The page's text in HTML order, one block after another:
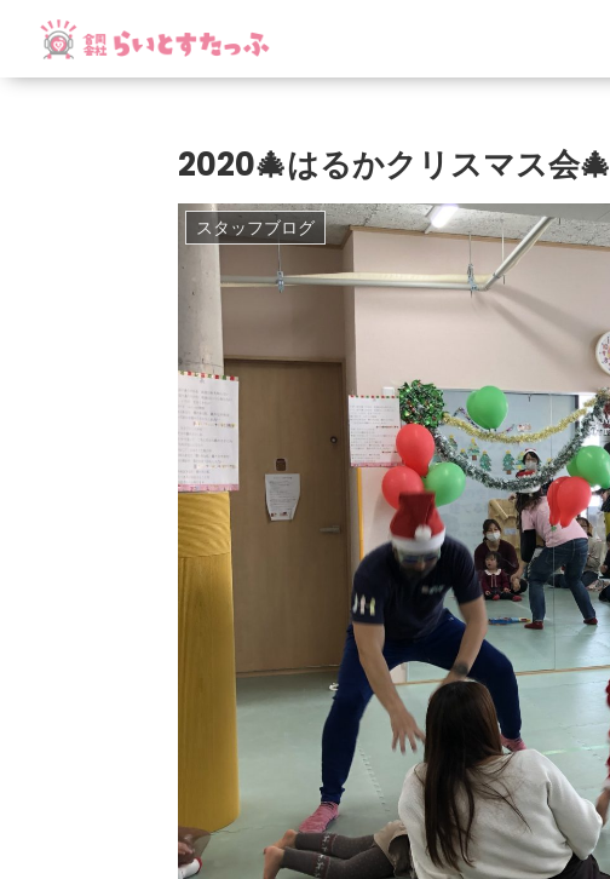
2020🎄はるかクリスマス会🎄
スタッフブログ